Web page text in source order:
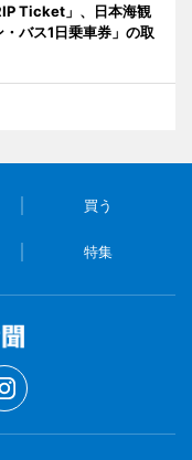
Ticket」、日本海観
バス1日乗車券」の取
買う
特集